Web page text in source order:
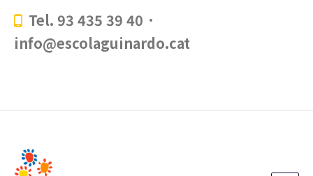
Tel. 93 435 39 40 ·
info@escolaguinardo.cat